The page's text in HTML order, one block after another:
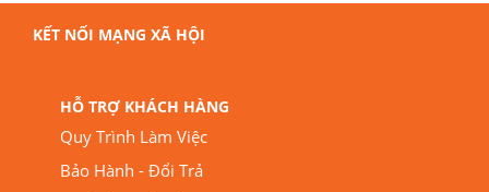
KẾT NỐI MẠNG XÃ HỘI
HỖ TRỢ KHÁCH HÀNG
Quy Trình Làm Việc
Bảo Hành - Đổi Trả